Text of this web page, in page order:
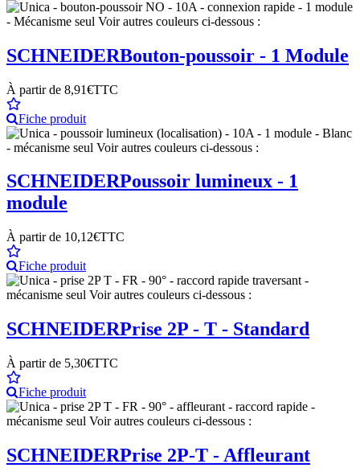
SCHNEIDERBouton-poussoir - 1 Module
À partir de 8,91€TTC
Fiche produit
SCHNEIDERPoussoir lumineux - 1
module
À partir de 10,12€TTC
Fiche produit
SCHNEIDERPrise 2P - T - Standard
À partir de 5,30€TTC
Fiche produit
SCHNEIDERPrise 2P-T - Affleurant